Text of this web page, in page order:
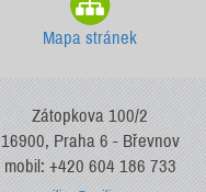
Mapa stránek
Zátopkova 100/2
16900, Praha 6 - Břevnov
mobil: +420 604 186 733